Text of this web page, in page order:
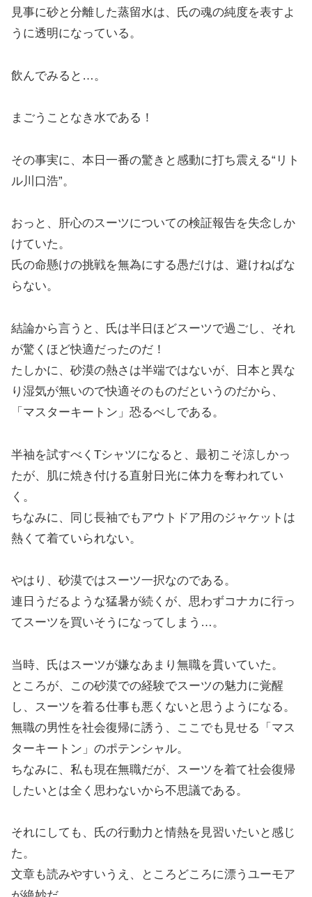
見事に砂と分離した蒸留水は、氏の魂の純度を表すよ
うに透明になっている。
飲んでみると…。
まごうことなき水である！
その事実に、本日一番の驚きと感動に打ち震える“リト
ル川口浩”。
おっと、肝心のスーツについての検証報告を失念しか
けていた。
氏の命懸けの挑戦を無為にする愚だけは、避けねばな
らない。
結論から言うと、氏は半日ほどスーツで過ごし、それ
が驚くほど快適だったのだ！
たしかに、砂漠の熱さは半端ではないが、日本と異な
り湿気が無いので快適そのものだというのだから、
「マスターキートン」恐るべしである。
半袖を試すべくTシャツになると、最初こそ涼しかっ
たが、肌に焼き付ける直射日光に体力を奪われてい
く。
ちなみに、同じ長袖でもアウトドア用のジャケットは
熱くて着ていられない。
やはり、砂漠ではスーツ一択なのである。
連日うだるような猛暑が続くが、思わずコナカに行っ
てスーツを買いそうになってしまう…。
当時、氏はスーツが嫌なあまり無職を貫いていた。
ところが、この砂漠での経験でスーツの魅力に覚醒
し、スーツを着る仕事も悪くないと思うようになる。
無職の男性を社会復帰に誘う、ここでも見せる「マス
ターキートン」のポテンシャル。
ちなみに、私も現在無職だが、スーツを着て社会復帰
したいとは全く思わないから不思議である。
それにしても、氏の行動力と情熱を見習いたいと感じ
た。
文章も読みやすいうえ、ところどころに漂うユーモア